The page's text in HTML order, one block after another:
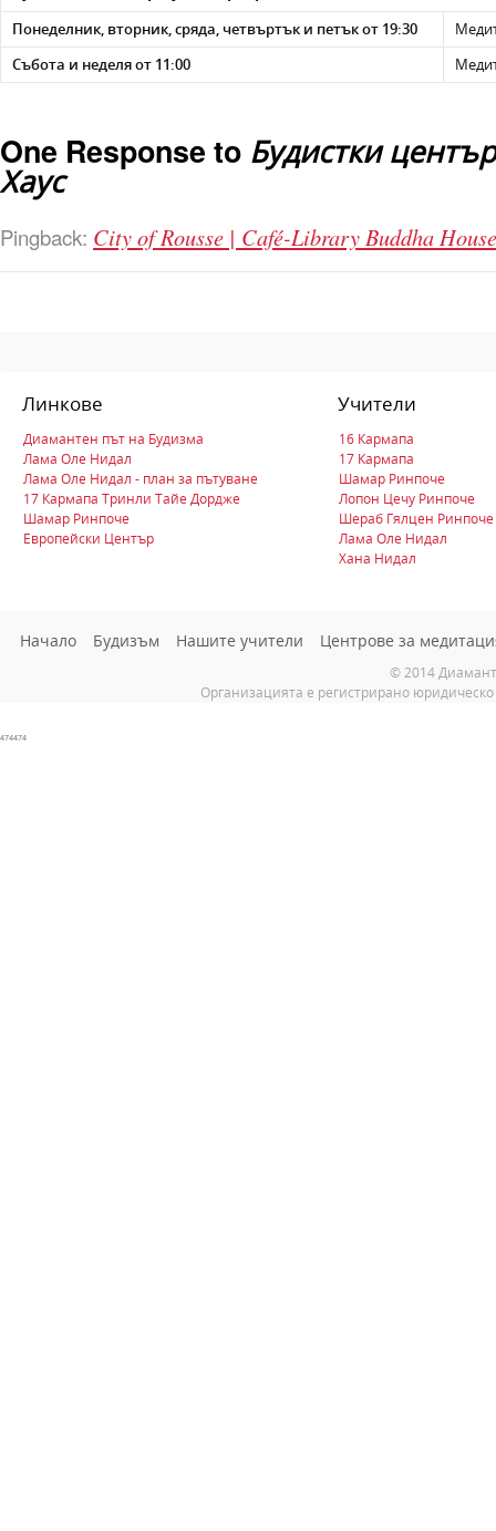
Понеделник, вторник, сряда, четвъртък и петък от 19:30
Събота и неделя от 11:00
One Response to Будистки
Хаус
Pingback: City of Rousse | Café-Library Buddha House
Линкове
Диамантен път на Будизма
Лама Оле Нидал
Лама Оле Нидал - план за пътуване
17 Кармапа Тринли Тайе Дордже
Шамар Ринпоче
Европейски Център
Учители
16 Кармапа
17 Кармапа
Шамар Ринпоче
Лопон Цечу Ринпоче
Шераб Гялцен Ринпоче
Лама Оле Нидал
Хана Нидал
Начало Будизъм Нашите учители Центрове за
© 2014
Организацията е регистрирано
474474